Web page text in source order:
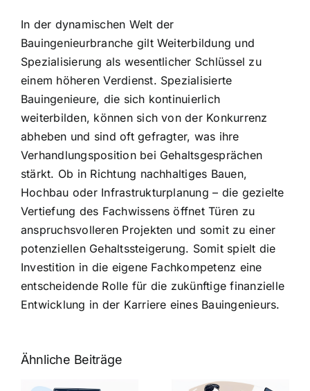
In der dynamischen Welt der
Bauingenieurbranche gilt Weiterbildung und
Spezialisierung als wesentlicher Schlüssel zu
einem höheren Verdienst. Spezialisierte
Bauingenieure, die sich kontinuierlich
weiterbilden, können sich von der Konkurrenz
abheben und sind oft gefragter, was ihre
Verhandlungsposition bei Gehaltsgesprächen
stärkt. Ob in Richtung nachhaltiges Bauen,
Hochbau oder Infrastrukturplanung – die gezielte
Vertiefung des Fachwissens öffnet Türen zu
anspruchsvolleren Projekten und somit zu einer
potenziellen Gehaltssteigerung. Somit spielt die
Investition in die eigene Fachkompetenz eine
entscheidende Rolle für die zukünftige finanzielle
Entwicklung in der Karriere eines Bauingenieurs.
Ähnliche Beiträge
Fragen zum